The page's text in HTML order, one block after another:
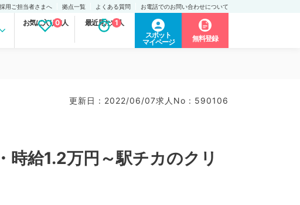
採用ご担当者さまへ 拠点一覧 よくある質問 お電話でのお問い合わせについて
お気に入り求人
0 最近見た求人
1
スポット
マイページ
無料登録
更新日 : 2022/06/07求人No : 590106
時給1.2万円～駅チカのクリ